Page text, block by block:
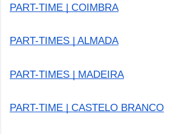
PART-TIME | COIMBRA
PART-TIMES | ALMADA
PART-TIMES | MADEIRA
PART-TIME | CASTELO BRANCO